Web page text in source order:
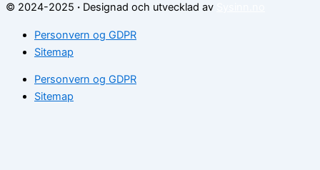
© 2024-2025 · Designad och utvecklad av
Personvern og GDPR
Sitemap
Personvern og GDPR
Sitemap